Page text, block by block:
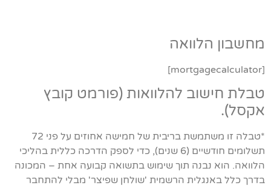
מחשבון הלוואה
[mortgagecalculator]
טבלת חישוב להלוואות (פורמט קובץ
אקסל).
*טבלה זו משתמשת בריבית של חמישה אחוזים על פני 72
תשלומים חודשיים (6 שנים), כדי לספק הדרכה כללית בהליכי
הלוואה. הוא נבנה תוך שימוש בתשואה קבועה אחת – המכונה
בדרך כלל באנגלית הרשמית 'שולחן שפיצר' מבלי להתחבר